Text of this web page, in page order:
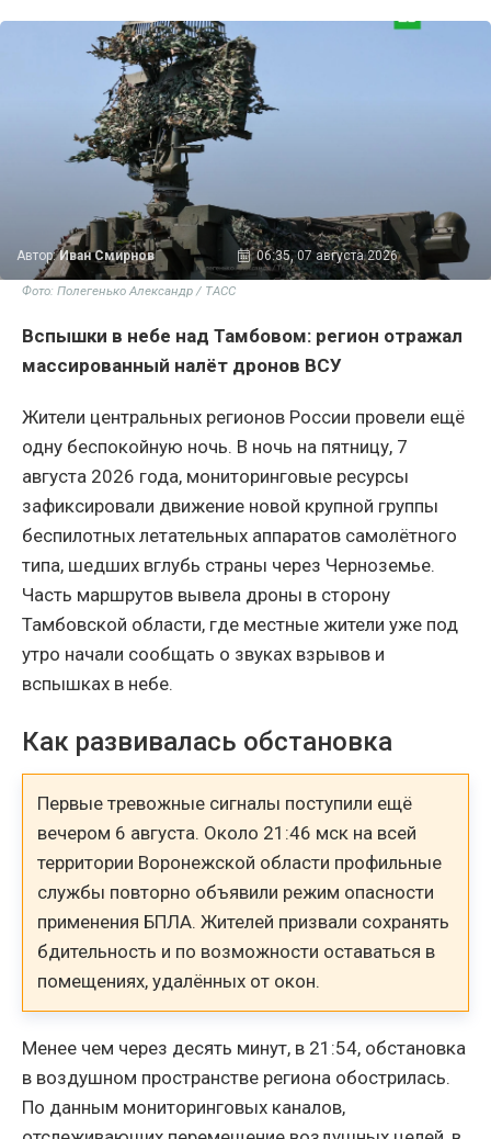
Автор:Иван Смирнов 06:35, 07 августа 2026
Фото: Полегенько Александр / ТАСС
Вспышки в небе над Тамбовом: регион отражал
массированный налёт дронов ВСУ
Жители центральных регионов России провели ещё
одну беспокойную ночь. В ночь на пятницу, 7
августа 2026 года, мониторинговые ресурсы
зафиксировали движение новой крупной группы
беспилотных летательных аппаратов самолётного
типа, шедших вглубь страны через Черноземье.
Часть маршрутов вывела дроны в сторону
Тамбовской области, где местные жители уже под
утро начали сообщать о звуках взрывов и
вспышках в небе.
Как развивалась обстановка
Первые тревожные сигналы поступили ещё
вечером 6 августа. Около 21:46 мск на всей
территории Воронежской области профильные
службы повторно объявили режим опасности
применения БПЛА. Жителей призвали сохранять
бдительность и по возможности оставаться в
помещениях, удалённых от окон.
Менее чем через десять минут, в 21:54, обстановка
в воздушном пространстве региона обострилась.
По данным мониторинговых каналов,